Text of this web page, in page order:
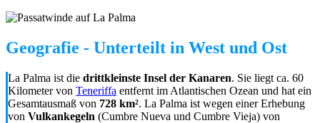
Geografie - Unterteilt in West und Ost
La Palma ist die drittkleinste Insel der Kanaren. Sie liegt ca. 60
Kilometer von Teneriffa entfernt im Atlantischen Ozean und hat ein
Gesamtausmaß von 728 km². La Palma ist wegen einer Erhebung
von Vulkankegeln (Cumbre Nueva und Cumbre Vieja) von